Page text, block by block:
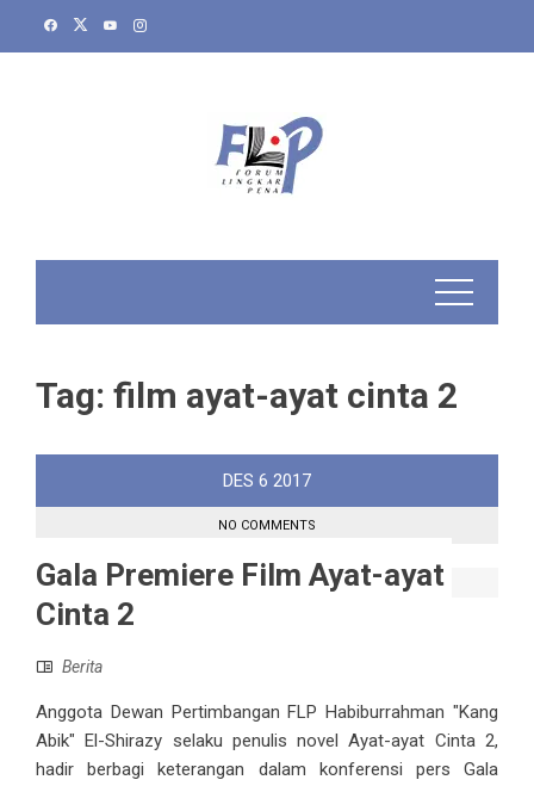
Tag: film ayat-ayat cinta 2
DES 6 2017
NO COMMENTS
Gala Premiere Film Ayat-ayat
Cinta 2
Berita
Anggota Dewan Pertimbangan FLP Habiburrahman "Kang
Abik" El-Shirazy selaku penulis novel Ayat-ayat Cinta 2,
hadir berbagi keterangan dalam konferensi pers Gala